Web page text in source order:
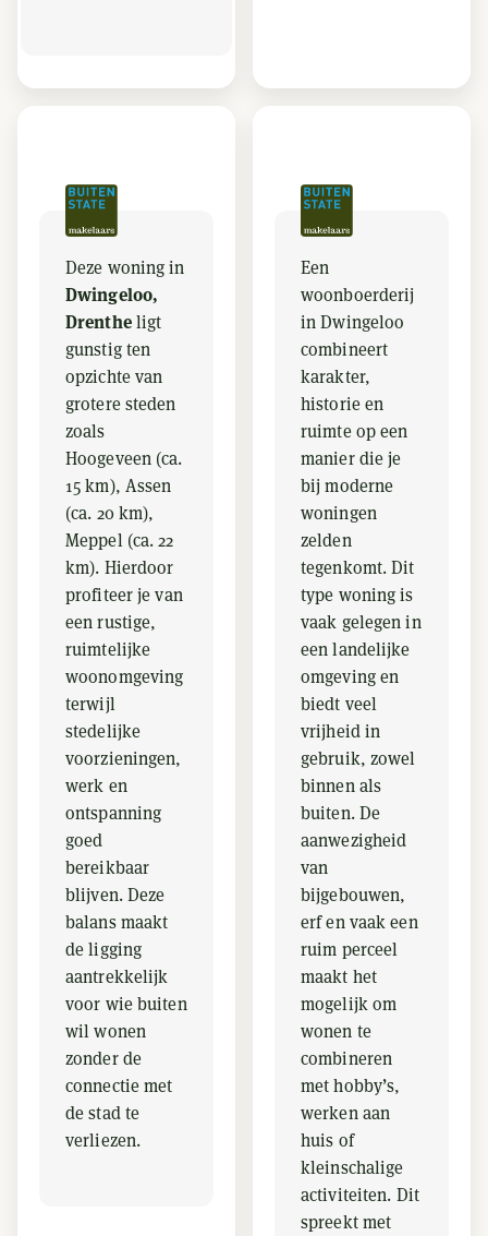
Deze woning in
Dwingeloo,
Drentheligt
gunstig ten
opzichte van
grotere steden
zoals
Hoogeveen (ca.
15 km), Assen
(ca. 20 km),
Meppel (ca. 22
km). Hierdoor
profiteer je van
een rustige,
ruimtelijke
woonomgeving
terwijl
stedelijke
voorzieningen,
werk en
ontspanning
goed
bereikbaar
blijven. Deze
balans maakt
de ligging
aantrekkelijk
voor wie buiten
wil wonen
zonder de
connectie met
de stad te
verliezen.
Een
woonboerderij
in Dwingeloo
combineert
karakter,
historie en
ruimte op een
manier die je
bij moderne
woningen
zelden
tegenkomt. Dit
type woning is
vaak gelegen in
een landelijke
omgeving en
biedt veel
vrijheid in
gebruik, zowel
binnen als
buiten. De
aanwezigheid
van
bijgebouwen,
erf en vaak een
ruim perceel
maakt het
mogelijk om
wonen te
combineren
met hobby’s,
werken aan
huis of
kleinschalige
activiteiten. Dit
spreekt met